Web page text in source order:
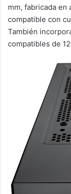
mm, fabricada en
compatible con
También
compatibles de